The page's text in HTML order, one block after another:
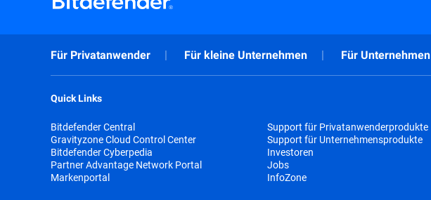
Für Privatanwender Für kleine Unternehmen Für Unternehmen
Quick Links
Bitdefender Central
Gravityzone Cloud Control Center
Bitdefender Cyberpedia
Partner Advantage Network Portal
Markenportal
Support für Privatanwenderprodukte
Support für Unternehmensprodukte
Investoren
Jobs
InfoZone